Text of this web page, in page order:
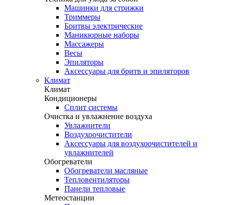
Машинки для стрижки
Триммеры
Бритвы электрические
Маникюрные наборы
Массажеры
Весы
Эпиляторы
Аксессуары для бритв и эпиляторов
Климат
Климат
Кондиционеры
Сплит системы
Очистка и увлажнение воздуха
Увлажнители
Воздухоочистители
Аксессуары для воздухоочистителей и
увлажнителей
Обогреватели
Обогреватели масляные
Тепловентиляторы
Панели тепловые
Метеостанции